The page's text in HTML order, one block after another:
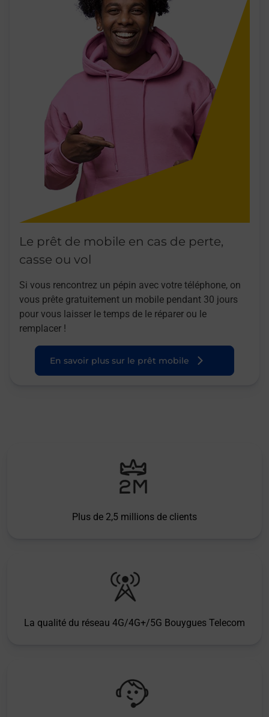
Le prêt de mobile en cas de perte,
casse ou vol
Si vous rencontrez un pépin avec votre téléphone, on
vous prête gratuitement un mobile pendant 30 jours
pour vous laisser le temps de le réparer ou le
remplacer !
En savoir plus sur le prêt mobile
Plus de 2,5 millions de clients
La qualité du réseau 4G/4G+/5G Bouygues Telecom